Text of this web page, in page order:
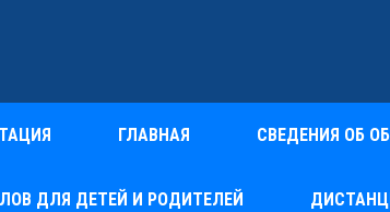
ГЛАВНАЯ СВЕДЕНИЯ ОБ
ДЛЯ ДЕТЕЙ И РОДИТЕЛЕЙ